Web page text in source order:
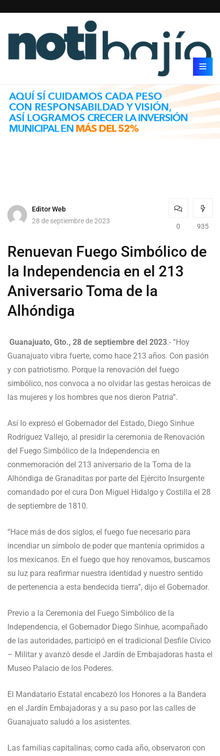
Editor Web
28 de septiembre de 2023
0 935
Renuevan Fuego Simbólico de
la Independencia en el 213
Aniversario Toma de la
Alhóndiga
Guanajuato, Gto., 28 de septiembre del 2023.- “Hoy
Guanajuato vibra fuerte, como hace 213 años. Con pasión
y con patriotismo. Porque la renovación del fuego
simbólico, nos convoca a no olvidar las gestas heroicas de
las mujeres y los hombres que nos dieron Patria”.
Así lo expresó el Gobernador del Estado, Diego Sinhue
Rodríguez Vallejo, al presidir la ceremonia de Renovación
del Fuego Simbólico de la Independencia en
conmemoración del 213 aniversario de la Toma de la
Alhóndiga de Granaditas por parte del Ejército Insurgente
comandado por el cura Don Miguel Hidalgo y Costilla el 28
de septiembre de 1810.
“Hace más de dos siglos, el fuego fue necesario para
incendiar un símbolo de poder que mantenía oprimidos a
los mexicanos. En el fuego que hoy renovamos, buscamos
su luz para reafirmar nuestra identidad y nuestro sentido
de pertenencia a esta bendecida tierra”, dijo el Gobernador.
Previo a la Ceremonia del Fuego Simbólico de la
Independencia, el Gobernador Diego Sinhue, acompañado
de las autoridades, participó en el tradicional Desfile Cívico
– Militar y avanzó desde el Jardín de Embajadoras hasta el
Museo Palacio de los Poderes.
El Mandatario Estatal encabezó los Honores a la Bandera
en el Jardín Embajadoras y a su paso por las calles de
Guanajuato saludó a los asistentes.
Las familias capitalinas, como cada año, observaron con